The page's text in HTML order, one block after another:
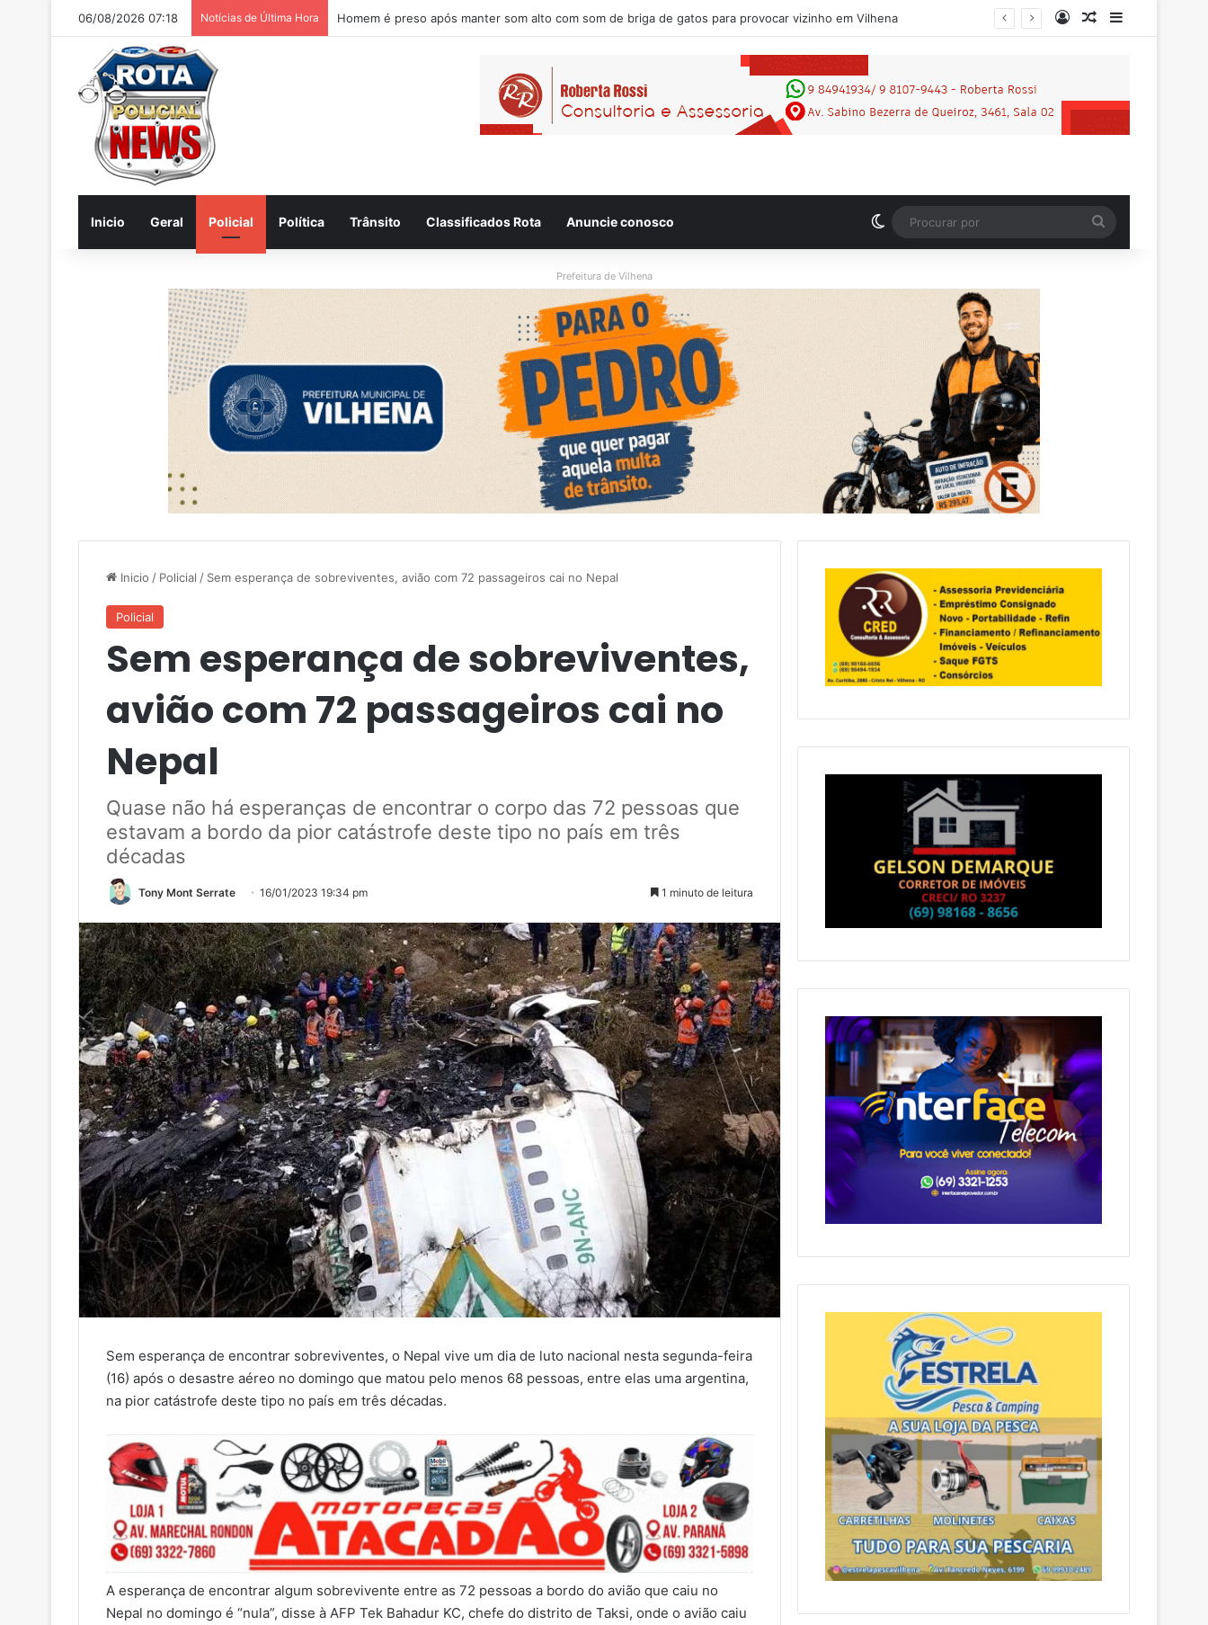
06/08/2026 07:18 Notícias de Última Hora EntrarArtigo aleatório
Inicio Geral Policial Política Trânsito Classificados Rota Anuncie conosco Switch skin
por
Prefeitura de Vilhena
Inicio / Policial / Sem esperança de sobreviventes, avião com 72 passageiros cai no Nepal
Policial
Sem esperança de sobreviventes,
avião com 72 passageiros cai no
Nepal
Quase não há esperanças de encontrar o corpo das 72 pessoas que
estavam a bordo da pior catástrofe deste tipo no país em três
décadas
Tony Mont Serrate 16/01/2023 19:34 pm 1 minuto de leitura
Sem esperança de encontrar sobreviventes, o Nepal vive um dia de luto nacional nesta segunda-feira
(16) após o desastre aéreo no domingo que matou pelo menos 68 pessoas, entre elas uma argentina,
na pior catástrofe deste tipo no país em três décadas.
A esperança de encontrar algum sobrevivente entre as 72 pessoas a bordo do avião que caiu no
Nepal no domingo é “nula”, disse à AFP Tek Bahadur KC, chefe do distrito de Taksi, onde o avião caiu